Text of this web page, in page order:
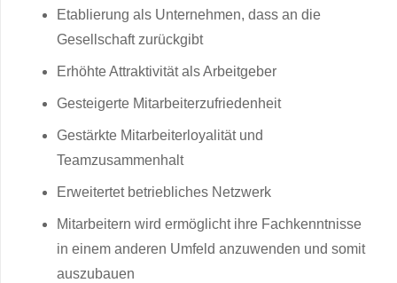
Etablierung als Unternehmen, dass an die
Gesellschaft zurückgibt
Erhöhte Attraktivität als Arbeitgeber
Gesteigerte Mitarbeiterzufriedenheit
Gestärkte Mitarbeiterloyalität und
Teamzusammenhalt
Erweitertet betriebliches Netzwerk
Mitarbeitern wird ermöglicht ihre Fachkenntnisse
in einem anderen Umfeld anzuwenden und somit
auszubauen